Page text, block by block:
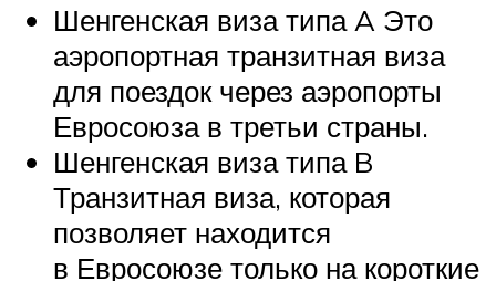
Шенгенская виза типа A Это
аэропортная транзитная виза
для поездок через аэропорты
Евросоюза в третьи страны.
Шенгенская виза типа B
Транзитная виза, которая
позволяет находится
в Евросоюзе только на короткие